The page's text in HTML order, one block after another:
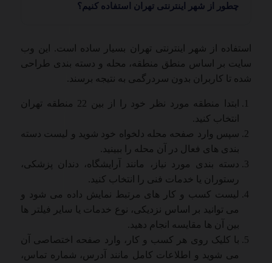
چطور از شهر اینترنتی تهران استفاده کنیم؟
استفاده از شهر اینترنتی تهران بسیار ساده است. این وب
سایت بر اساس منطق منطقه، محله و دسته بندی طراحی
شده تا کاربران بدون سردرگمی به نتیجه برسند.
ابتدا منطقه مورد نظر خود را از بین 22 منطقه تهران
انتخاب کنید.
سپس وارد صفحه محله دلخواه خود شوید و لیست دسته
بندی های فعال در آن محله را ببینید.
دسته بندی مورد نیاز، مانند آرایشگاه، دندان پزشکی،
رستوران یا خدمات فنی را انتخاب کنید.
لیست کسب و کار های مرتبط نمایش داده می شود و
می توانید بر اساس نزدیکی، نوع خدمات یا سایر فیلتر ها
بین آن ها مقایسه انجام دهید.
با کلیک روی هر کسب و کار، وارد صفحه اختصاصی آن
می شوید و اطلاعات کامل مانند آدرس، شماره تماس،